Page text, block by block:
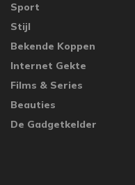
Sport
Stijl
Bekende Koppen
Internet Gekte
Films & Series
Beauties
De Gadgetkelder